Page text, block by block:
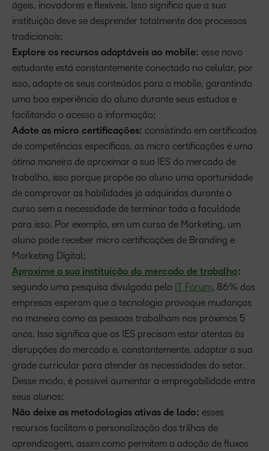
ágeis, inovadores e flexíveis. Isso significa que a sua
instituição deve se desprender totalmente dos processos
tradicionais;
Explore os recursos adaptáveis ao mobile: esse novo
estudante está constantemente conectado no celular, por
isso, adapte os seus conteúdos para o mobile, garantindo
uma boa experiência do aluno durante seus estudos e
facilitando o acesso à informação;
Adote as micro certificações: consistindo em certificados
de competências específicas, as micro certificações é uma
ótima maneira de aproximar a sua IES do mercado de
trabalho, isso porque propõe ao aluno uma oportunidade
de comprovar as habilidades já adquiridas durante o
curso sem a necessidade de terminar toda a faculdade
para isso. Por exemplo, em um curso de Marketing, um
aluno pode receber micro certificações de Branding e
Marketing Digital;
Aproxime a sua instituição do mercado de trabalho:
segundo uma pesquisa divulgada pelo IT Fórum, 86% das
empresas esperam que a tecnologia provoque mudanças
na maneira como as pessoas trabalham nos próximos 5
anos. Isso significa que as IES precisam estar atentas às
disrupções do mercado e, constantemente, adaptar a sua
grade curricular para atender às necessidades do setor.
Desse modo, é possível aumentar a empregabilidade entre
seus alunos;
Não deixe as metodologias ativas de lado: esses
recursos facilitam a personalização das trilhas de
aprendizagem, assim como permitem a adoção de fluxos